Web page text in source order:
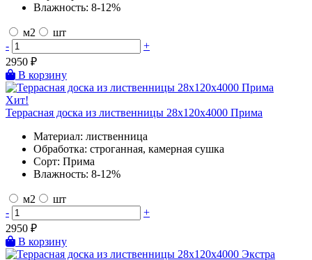
Влажность: 8-12%
м2
шт
-
+
2950 ₽
В корзину
Хит!
Террасная доска из лиственницы 28х120х4000 Прима
Материал: лиственница
Обработка: строганная, камерная сушка
Сорт: Прима
Влажность: 8-12%
м2
шт
-
+
2950 ₽
В корзину